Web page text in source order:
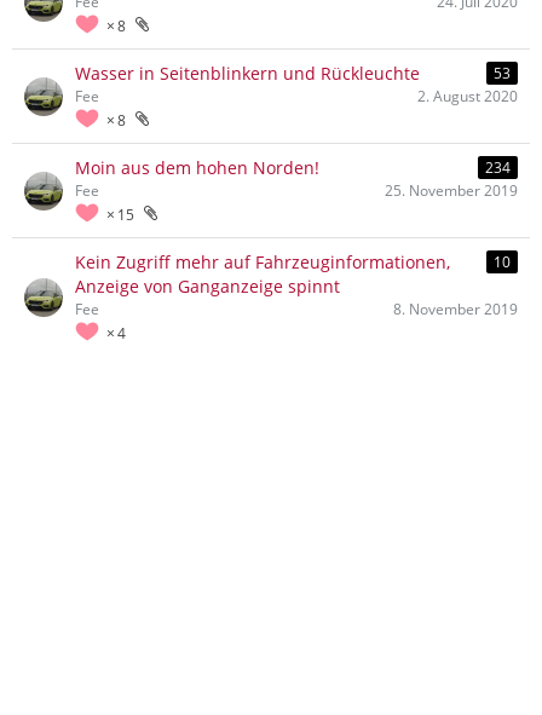
8
Wasser in Seitenblinkern und Rückleuchte 53
8
Fee 2. August 2020
Moin aus dem hohen Norden! 234
15
Fee 25. November 2019
Kein Zugriff mehr auf Fahrzeuginformationen,
Anzeige von Ganganzeige spinnt
10
4
Fee 8. November 2019